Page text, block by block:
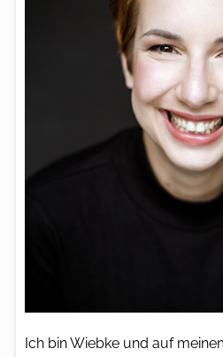
Ich bin Wiebke und auf